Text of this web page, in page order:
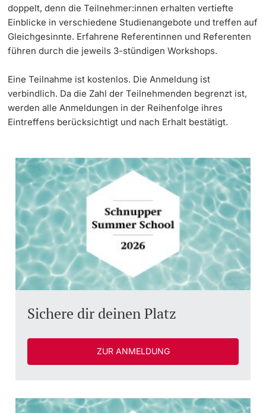
doppelt, denn die Teilnehmer:innen erhalten vertiefte
Einblicke in verschiedene Studienangebote und treffen auf
Gleichgesinnte. Erfahrene Referentinnen und Referenten
führen durch die jeweils 3-stündigen Workshops.
Eine Teilnahme ist kostenlos. Die Anmeldung ist
verbindlich. Da die Zahl der Teilnehmenden begrenzt ist,
werden alle Anmeldungen in der Reihenfolge ihres
Eintreffens berücksichtigt und nach Erhalt bestätigt.
Sichere dir deinen Platz
ZUR ANMELDUNG